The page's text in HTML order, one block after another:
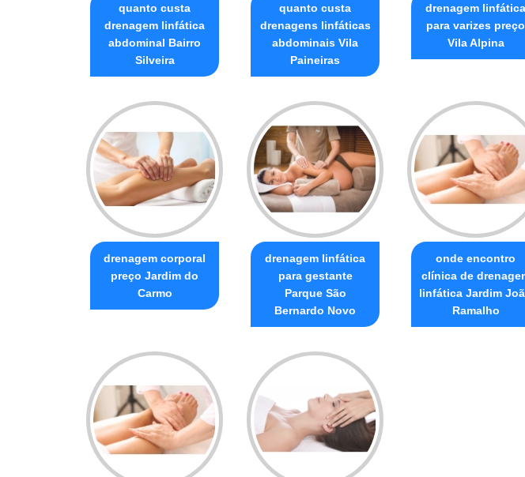
quanto custa
drenagem linfática
abdominal Bairro
Silveira
quanto custa
drenagens linfáticas
abdominais Vila
Paineiras
drenagem linfática
para varizes preço
Vila Alpina
drenagem corporal
preço Jardim do
Carmo
drenagem linfática
para gestante
Parque São
Bernardo Novo
onde encontro
clínica de
linfática Jardim
Ramalho